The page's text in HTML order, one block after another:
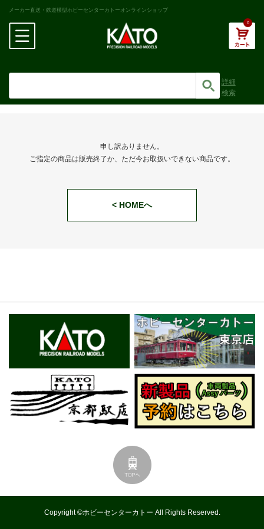
メーカー直送・鉄道模型ホビーセンターカトーオンラインショップ
0
詳細
検索
申し訳ありません。
ご指定の商品は販売終了か、ただ今お取扱いできない商品です。
< HOMEへ
Copyright ©ホビーセンターカトー All Rights Reserved.